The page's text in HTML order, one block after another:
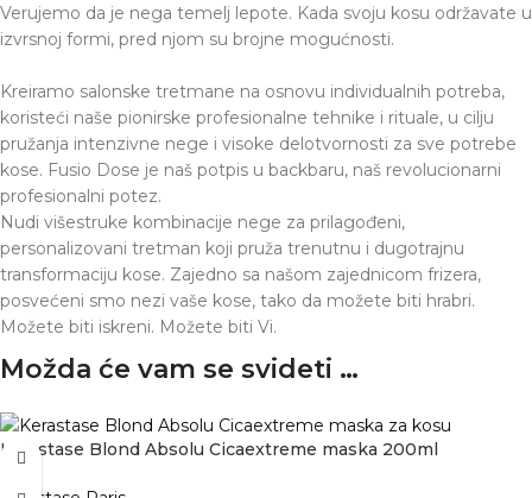
Verujemo da je nega temelj lepote. Kada svoju kosu održavate u
izvrsnoj formi, pred njom su brojne mogućnosti.
Kreiramo salonske tretmane na osnovu individualnih potreba,
koristeći naše pionirske profesionalne tehnike i rituale, u cilju
pružanja intenzivne nege i visoke delotvornosti za sve potrebe
kose. Fusio Dose je naš potpis u backbaru, naš revolucionarni
profesionalni potez.
Nudi višestruke kombinacije nege za prilagođeni,
personalizovani tretman koji pruža trenutnu i dugotrajnu
transformaciju kose. Zajedno sa našom zajednicom frizera,
posvećeni smo nezi vaše kose, tako da možete biti hrabri.
Možete biti iskreni. Možete biti Vi.
Možda će vam se svideti …
Kérastase Blond Absolu Cicaextreme maska 200ml